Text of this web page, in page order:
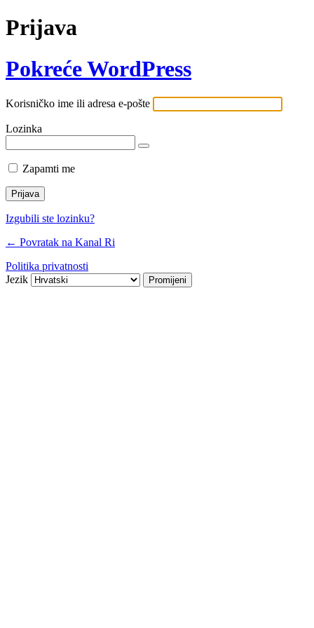
Prijava
Pokreće WordPress
Korisničko ime ili adresa e-pošte
Lozinka
Zapamti me
Izgubili ste lozinku?
← Povratak na Kanal Ri
Politika privatnosti
Jezik